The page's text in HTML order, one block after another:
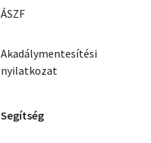
ÁSZF
Akadálymentesítési
nyilatkozat
Segítség